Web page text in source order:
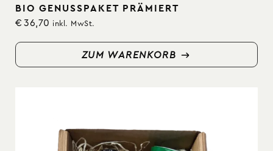
ZUM WARENKORB
ZUM WARENKORB
BIO GENUSSPAKET PRÄMIERT
€ 36,70 inkl. MwSt.